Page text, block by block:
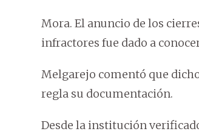
Mora. El anuncio de los
infractores fue dado a
Melgarejo comentó que
regla su documentación.
Desde la institución